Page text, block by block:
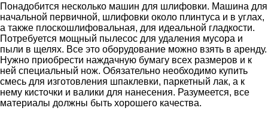
Понадобится несколько машин для шлифовки. Машина для
начальной первичной, шлифовки около плинтуса и в углах,
а также плоскошлифовальная, для идеальной гладкости.
Потребуется мощный пылесос для удаления мусора и
пыли в щелях. Все это оборудование можно взять в аренду.
Нужно приобрести наждачную бумагу всех размеров и к
ней специальный нож. Обязательно необходимо купить
смесь для изготовления шпаклевки, паркетный лак, а к
нему кисточки и валики для нанесения. Разумеется, все
материалы должны быть хорошего качества.